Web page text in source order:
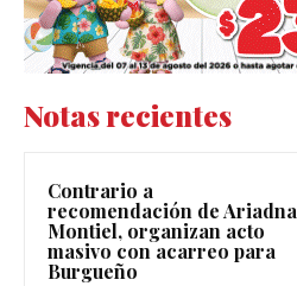
Notas recientes
Contrario a
recomendación de Ariadna
Montiel, organizan acto
masivo con acarreo para
Burgueño